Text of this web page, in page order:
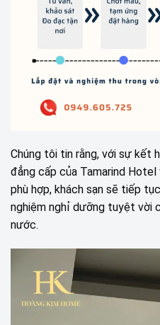
Chúng tôi tin rằng, với sự kết
đẳng cấp của Tamarind
phù hợp, khách sạn sẽ tiếp
nghiệm nghỉ dưỡng tuyệt vời
nước.